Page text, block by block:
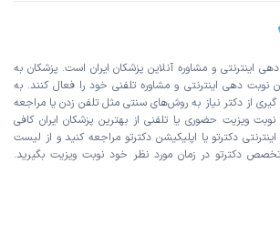
میکنم
سلامت باشن و حلال شون باشه اون پولی
مثل ایشون ندیدم تو مشاوره واقعا
و ترس‌های غیرمنطقی
اینترنتی و مشاوره آنلاین پزشکان ایران است. پزشکان به
نوبت دهی اینترنتی و مشاوره تلفنی خود را فعال کنند. به
گیری از دکتر نیاز به روش‌های سنتی مثل تلفن زدن یا مراجعه
ویزیت حضوری یا تلفنی از بهترین پزشکان ایران کافی
دکترتو یا اپلیکیشن دکترتو مراجعه کنید و از لیست
تخصص دکترتو در زمان مورد نظر خود نوبت ویزیت بگیرید.